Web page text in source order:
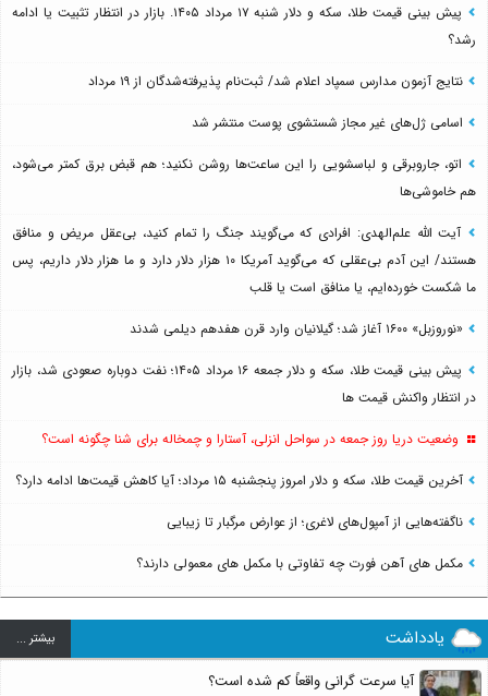
پیش بینی قیمت طلا، سکه و دلار شنبه ۱۷ مرداد ۱۴۰۵. بازار در انتظار تثبیت یا ادامه
رشد؟
نتایج آزمون مدارس سمپاد اعلام شد/ ثبت‌نام پذیرفته‌شدگان از ۱۹ مرداد
اسامی ژل‌های غیر مجاز شستشوی پوست منتشر شد
اتو، جاروبرقی و لباسشویی را این ساعت‌ها روشن نکنید؛ هم قبض برق کمتر می‌شود،
هم خاموشی‌ها
آیت الله علم‌الهدی: افرادی که می‌گویند جنگ را تمام کنید، بی‌عقل مریض و منافق
هستند/ این آدم بی‌عقلی که می‌گوید آمریکا ۱۰ هزار دلار دارد و ما هزار دلار داریم، پس
ما شکست خورده‌ایم، یا منافق است یا قلب
«نوروزبل» ۱۶۰۰ آغاز شد؛ گیلانیان وارد قرن هفدهم دیلمی شدند
پیش بینی قیمت طلا، سکه و دلار جمعه ۱۶ مرداد ۱۴۰۵؛ نفت دوباره صعودی شد، بازار
در انتظار واکنش قیمت ها
وضعیت دریا روز جمعه در سواحل انزلی، آستارا و چمخاله برای شنا چگونه است؟
آخرین قیمت طلا، سکه و دلار امروز پنجشنبه ۱۵ مرداد؛ آیا کاهش قیمت‌ها ادامه دارد؟
ناگفته‌هایی از آمپول‌های لاغری؛ از عوارض مرگبار تا زیبایی
مکمل های آهن فورت چه تفاوتی با مکمل های معمولی دارند؟
یادداشت بيشتر ...
آیا سرعت گرانی واقعاً کم شده است؟